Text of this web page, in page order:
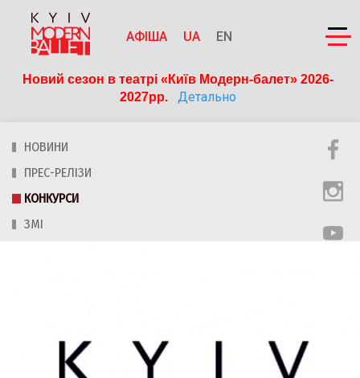
АФІША UA EN
Новий сезон в театрі «Київ Модерн-балет» 2026-
2027рр.
Детально
НОВИНИ
ПРЕС-РЕЛІЗИ
КОНКУРСИ
ЗМІ